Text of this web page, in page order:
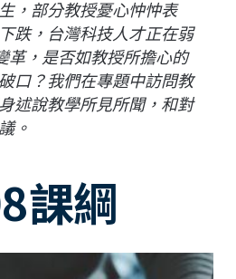
，部分教授憂心忡忡表
跌，台灣科技人才正在弱
革，是否如教授所擔心的
口？我們在專題中訪問教
述說教學所見所聞，和對
。
課綱